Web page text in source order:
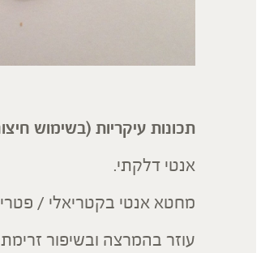
תכונות עיקריות (בשימוש
אנטי דלקתי.
מחטא אנטי בקטריאלי /
עוזר בהמרצה ובשיפור